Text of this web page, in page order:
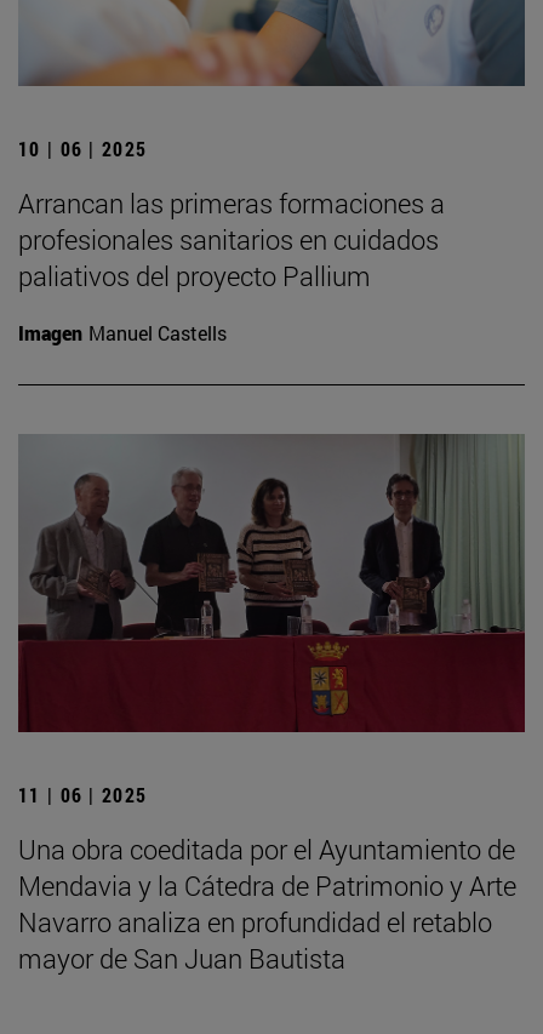
10 | 06 | 2025
Arrancan las primeras formaciones a
profesionales sanitarios en cuidados
paliativos del proyecto Pallium
Imagen Manuel Castells
11 | 06 | 2025
Una obra coeditada por el Ayuntamiento de
Mendavia y la Cátedra de Patrimonio y Arte
Navarro analiza en profundidad el retablo
mayor de San Juan Bautista